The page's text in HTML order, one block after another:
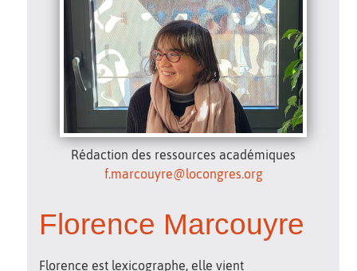
Rédaction des ressources académiques
f.marcouyre@locongres.org
Florence Marcouyre
Florence est lexicographe, elle vient